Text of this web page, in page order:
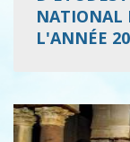
NATIONAL
L'ANNÉE